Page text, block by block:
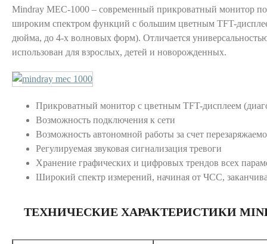
Mindray MEC-1000 – современный прикроватный монитор
широким спектром функций с большим цветным TFT-
дюйма, до 4-х волновых форм). Отличается
использован для взрослых, детей и новорожденных.
Прикроватный монитор с цветным TFT-дисплеем
Возможность подключения к сети
Возможность автономной работы за счет
Регулируемая звуковая сигнализация тревоги
Хранение графических и цифровых трендов всех
Широкий спектр измерений, начиная от ЧСС,
ТЕХНИЧЕСКИЕ ХАРАКТЕРИСТИКИ